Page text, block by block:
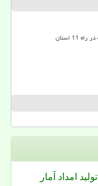
تولید امداد آمار